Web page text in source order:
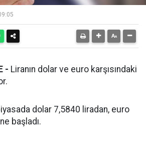
- Liranın dolar ve euro karşısındaki
dolar 7,5840 liradan, euro
başladı.